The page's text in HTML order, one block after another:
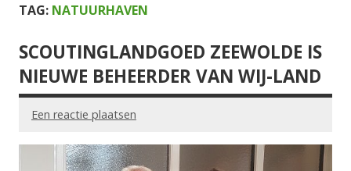
TAG: NATUURHAVEN
SCOUTINGLANDGOED ZEEWOLDE IS
NIEUWE BEHEERDER VAN WIJ-LAND
Een reactie plaatsen